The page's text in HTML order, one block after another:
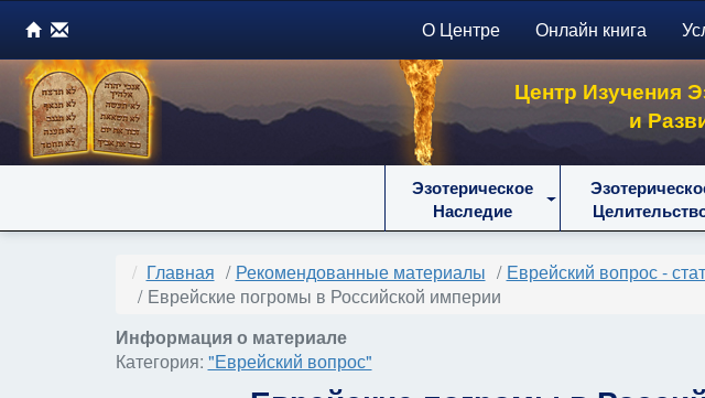
О Центре Онлайн книга
Центр Изучения
и
Эзотерическое
Наследие
Главная Рекомендованные материалы
Еврейский вопрос -
Еврейские погромы в Российской империи
Информация о материале
Категория: "Еврейский вопрос"